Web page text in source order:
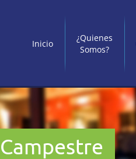
Inicio
¿Quienes
Somos?